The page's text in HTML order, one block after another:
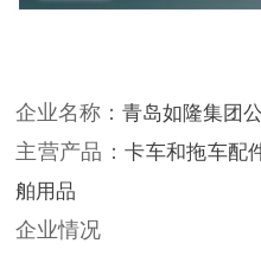
企业名称：青岛如隆集团
主营产品：卡车和拖车配
舶用品
企业情况